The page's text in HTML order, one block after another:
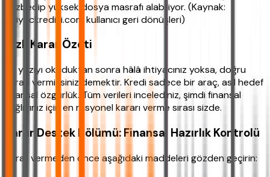
cezbedip yüksek dosya masrafı alabiliyor. (Kaynak:
ihtiyackredisi.com kullanıcı geri dönüşleri)
Hızlı Karar Özeti
Bu yazıyı okuduktan sonra hâlâ ihtiyacınız yoksa, doğru
kararı vermişsiniz demektir. Kredi sadece bir araç, asıl hedef
finansal özgürlük. Tüm verileri incelediniz, şimdi finansal
sağlığınız için en rasyonel kararı verme sırası sizde.
Karar Destek Bölümü: Finansal Hazırlık Kontrolü
Karar vermeden önce aşağıdaki maddeleri gözden geçirin: